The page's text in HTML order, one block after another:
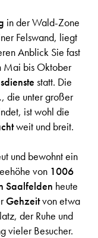
in der Wald-Zone
Felswand, liegt
Anblick Sie fast
Mai bis Oktober
statt. Die
, die unter großer
ist wohl die
weit und breit.
und bewohnt ein
von 1006
Saalfelden heute
Gehzeitvon etwa
der Ruhe und
vieler Besucher.